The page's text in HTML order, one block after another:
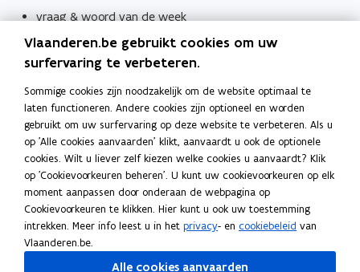
vraag & woord van de week
wekelijks in je mailbox
Schrijf je in
Thema's
Taaladviezen
Spellingregels
Tips voor duidelijke taal
Bekijk ook
Spellingtests
Vlaanderen.be gebruikt cookies om uw
surfervaring te verbeteren.
Sommige cookies zijn noodzakelijk om de website optimaal te
laten functioneren. Andere cookies zijn optioneel en worden
gebruikt om uw surfervaring op deze website te verbeteren. Als u
op 'Alle cookies aanvaarden' klikt, aanvaardt u ook de optionele
cookies. Wilt u liever zelf kiezen welke cookies u aanvaardt? Klik
op 'Cookievoorkeuren beheren'. U kunt uw cookievoorkeuren op elk
moment aanpassen door onderaan de webpagina op
Cookievoorkeuren te klikken. Hier kunt u ook uw toestemming
intrekken. Meer info leest u in het privacy- en cookiebeleid van
Vlaanderen.be.
Alle cookies aanvaarden